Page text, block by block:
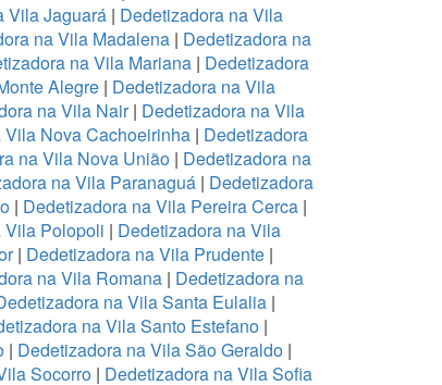
Vila Jaguará | Dedetizadora na Vila
na Vila Madalena| Dedetizadora na
na Vila Mariana| Dedetizadora
Alegre| Dedetizadora na Vila
na Vila Nair| Dedetizadora na Vila
Nova Cachoeirinha| Dedetizadora
na Vila Nova União | Dedetizadora na
na Vila Paranaguá | Dedetizadora
| Dedetizadora na Vila Pereira Cerca |
Vila Polopoli | Dedetizadora na Vila
| Dedetizadora na Vila Prudente|
na Vila Romana | Dedetizadora na
na Vila Santa Eulalia |
na Vila Santo Estefano |
| Dedetizadora na Vila São Geraldo |
Socorro | Dedetizadora na Vila Sofia